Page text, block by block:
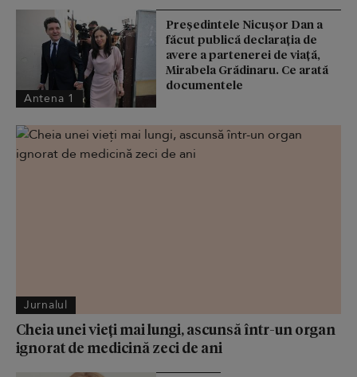
Antena 1
Președintele Nicușor Dan a
făcut publică declarația de
avere a partenerei de viață,
Mirabela Grădinaru. Ce arată
documentele
Jurnalul
Cheia unei vieți mai lungi, ascunsă într-un organ
ignorat de medicină zeci de ani